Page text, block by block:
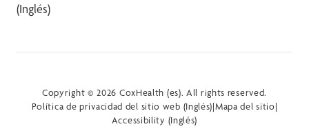
(Inglés)
Copyright © 2026 CoxHealth (es). All rights reserved.
Política de privacidad del sitio web (Inglés)|Mapa del sitio|
Accessibility (Inglés)